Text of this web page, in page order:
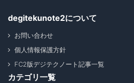
degitekunote2について
お問い合わせ
個人情報保護方針
FC2版デジテクノート記事一覧
カテゴリ一覧